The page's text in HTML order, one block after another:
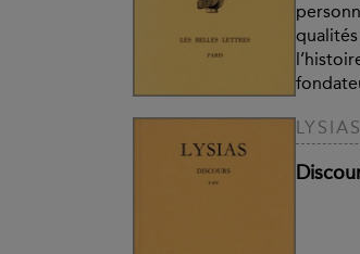
LYSIAS